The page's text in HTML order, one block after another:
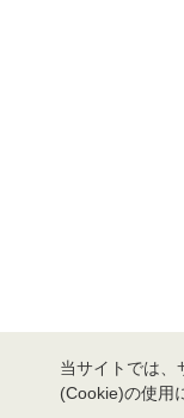
当サイトでは、
(Cookie)の使用